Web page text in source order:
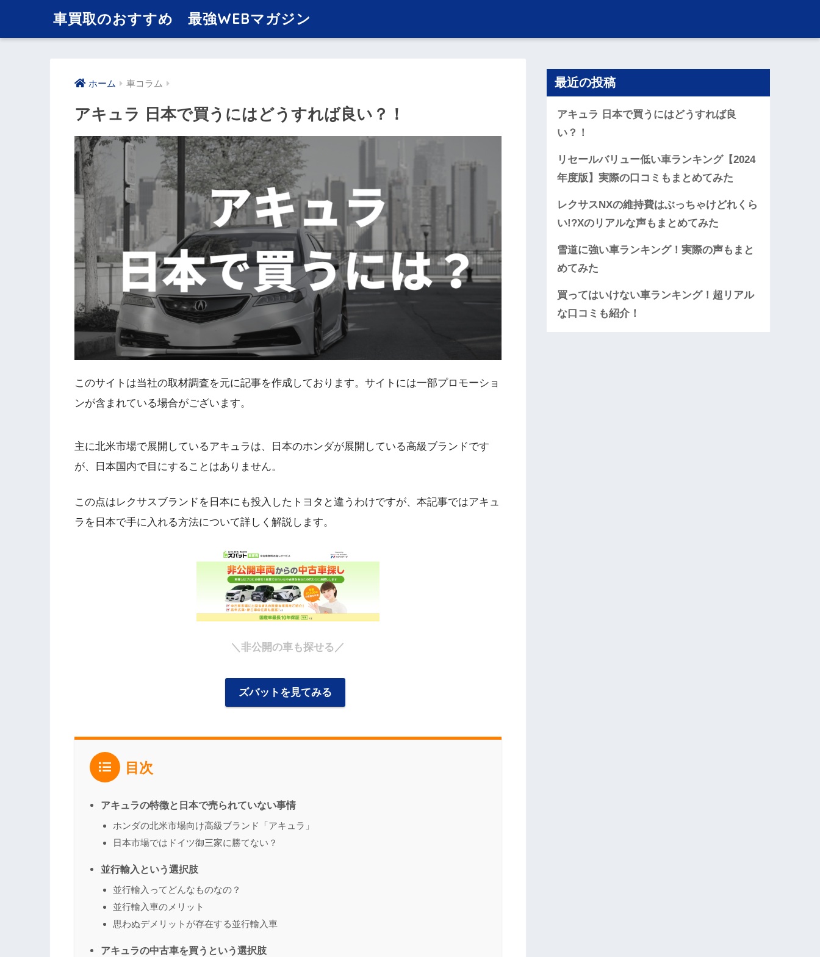
車買取のおすすめ 最強WEBマガジン
ホーム 車コラム
アキュラ 日本で買うにはどうすれば良い？！
このサイトは当社の取材調査を元に記事を作成しております。サイトには一部プロモーショ
ンが含まれている場合がございます。
主に北米市場で展開しているアキュラは、日本のホンダが展開している高級ブランドです
が、日本国内で目にすることはありません。
この点はレクサスブランドを日本にも投入したトヨタと違うわけですが、本記事ではアキュ
ラを日本で手に入れる方法について詳しく解説します。
＼非公開の車も探せる／
ズバットを見てみる
目次
アキュラの特徴と日本で売られていない事情
ホンダの北米市場向け高級ブランド「アキュラ」
日本市場ではドイツ御三家に勝てない？
並行輸入という選択肢
並行輸入ってどんなものなの？
並行輸入車のメリット
思わぬデメリットが存在する並行輸入車
アキュラの中古車を買うという選択肢
最近の投稿
アキュラ 日本で買うにはどうすれば良
い？！
リセールバリュー低い車ランキング【2024
年度版】実際の口コミもまとめてみた
レクサスNXの維持費はぶっちゃけどれくら
い!?Xのリアルな声もまとめてみた
雪道に強い車ランキング！実際の声もまと
めてみた
買ってはいけない車ランキング！超リアル
な口コミも紹介！